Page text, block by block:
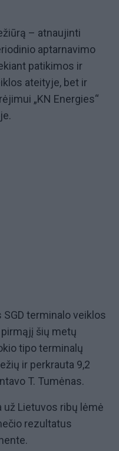
– atnaujinti
aptarnavimo
patikimos ir
ateityje, bet ir
„KN Energies“
terminalo veiklos
šių metų
tipo terminalų
ir perkrauta 9,2
T. Tumėnas.
už Lietuvos ribų lėmė
rezultatus